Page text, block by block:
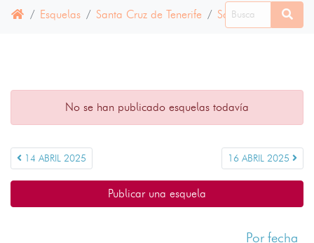
Esquelas Santa Cruz de Tenerife Santa Cruz de la
No se han publicado esquelas todavía
14 ABRIL 2025 16 ABRIL 2025
Publicar una esquela
Por fecha